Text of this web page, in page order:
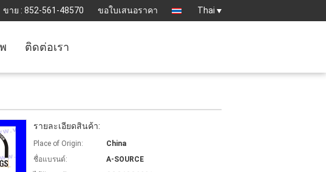
ขาย : 852-561-48570 ขอใบเสนอราคา Thai
ติดต่อเรา
รายละเอียดสินค้า:
Place of Origin:
China
ชื่อแบรนด์:
A-SOURCE